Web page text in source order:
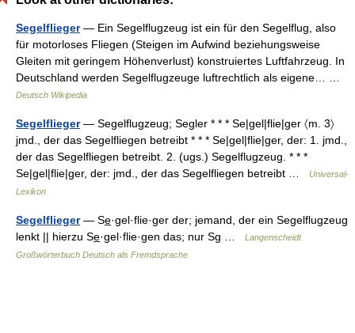
Segelflieger— Ein Segelflugzeug ist ein für den Segelflug, also
für motorloses Fliegen (Steigen im Aufwind beziehungsweise
Gleiten mit geringem Höhenverlust) konstruiertes Luftfahrzeug. In
Deutschland werden Segelflugzeuge luftrechtlich als eigene… …
Deutsch Wikipedia
Segelflieger— Segelflugzeug; Segler * * * Se|gel|flie|ger 〈m. 3〉
jmd., der das Segelfliegen betreibt * * * Se|gel|flie|ger, der: 1. jmd.,
der das Segelfliegen betreibt. 2. (ugs.) Segelflugzeug. * * *
Se|gel|flie|ger, der: jmd., der das Segelfliegen betreibt …
Universal-
Lexikon
Segelflieger— Se̲·gel·flie·ger der; jemand, der ein Segelflugzeug
lenkt || hierzu Se̲·gel·flie·gen das; nur Sg …
Langenscheidt
Großwörterbuch Deutsch als Fremdsprache